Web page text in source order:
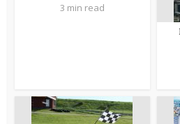
3 min read